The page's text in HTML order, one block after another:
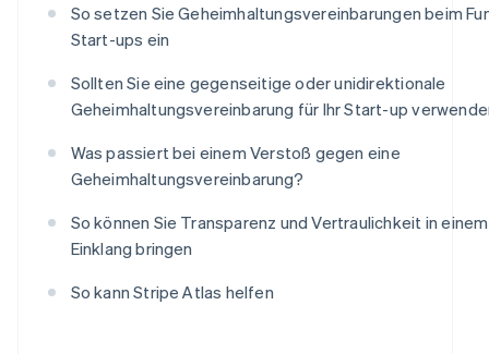
So setzen Sie Geheimhaltungsvereinbarungen beim
Start-ups ein
Sollten Sie eine gegenseitige oder unidirektionale
Geheimhaltungsvereinbarung für Ihr Start-up
Was passiert bei einem Verstoß gegen eine
Geheimhaltungsvereinbarung?
So können Sie Transparenz und Vertraulichkeit in
Einklang bringen
So kann Stripe Atlas helfen